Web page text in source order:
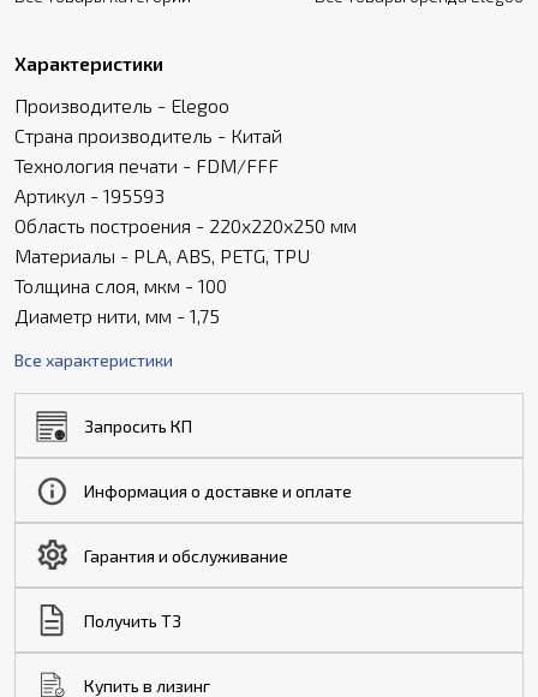
Характеристики
Производитель - Elegoo
Страна производитель - Китай
Технология печати - FDM/FFF
Артикул - 195593
Область построения - 220x220x250 мм
Материалы - PLA, ABS, PETG, TPU
Толщина слоя, мкм - 100
Диаметр нити, мм - 1,75
Все характеристики
Запросить КП
Информация о доставке и оплате
Гарантия и обслуживание
Получить ТЗ
Купить в лизинг